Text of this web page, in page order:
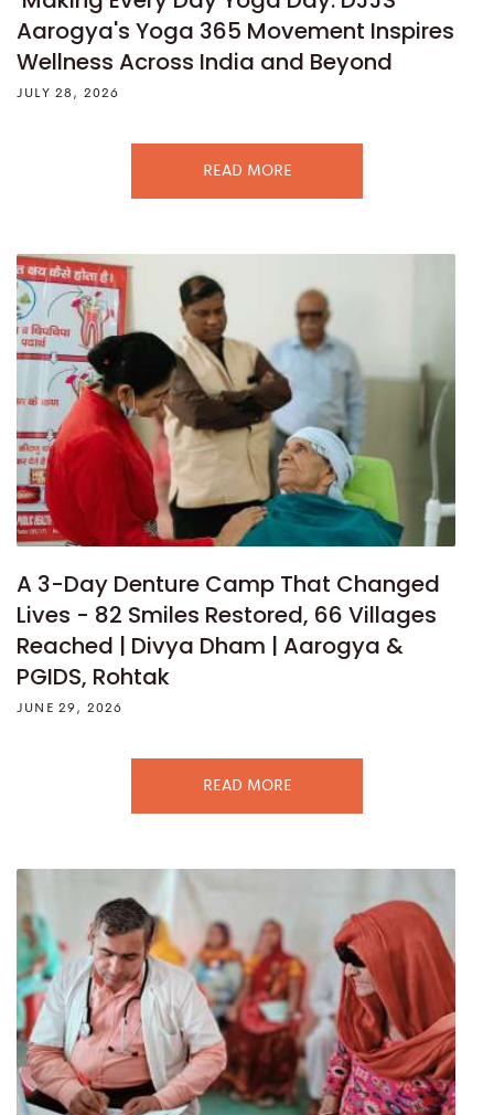
Aarogya's Yoga 365 Movement Inspires
Wellness Across India and Beyond
JULY 28, 2026
READ MORE
A 3-Day Denture Camp That Changed
Lives - 82 Smiles Restored, 66 Villages
Reached | Divya Dham | Aarogya &
PGIDS, Rohtak
JUNE 29, 2026
READ MORE